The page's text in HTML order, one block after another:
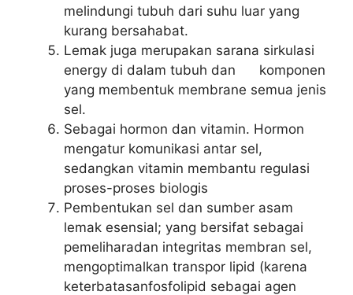
melindungi tubuh dari suhu luar yang
kurang bersahabat.
Lemak juga merupakan sarana sirkulasi
energy di dalam tubuh dan komponen
yang membentuk membrane semua jenis
sel.
Sebagai hormon dan vitamin. Hormon
mengatur komunikasi antar sel,
sedangkan vitamin membantu regulasi
proses-proses biologis
Pembentukan sel dan sumber asam
lemak esensial; yang bersifat sebagai
pemeliharadan integritas membran sel,
mengoptimalkan transpor lipid (karena
keterbatasanfosfolipid sebagai agen